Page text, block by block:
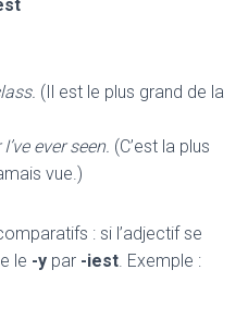
(Il est le plus grand de la
ever seen. (C’est la plus
vue.)
: si l’adjectif se
le -y par -iest. Exemple :